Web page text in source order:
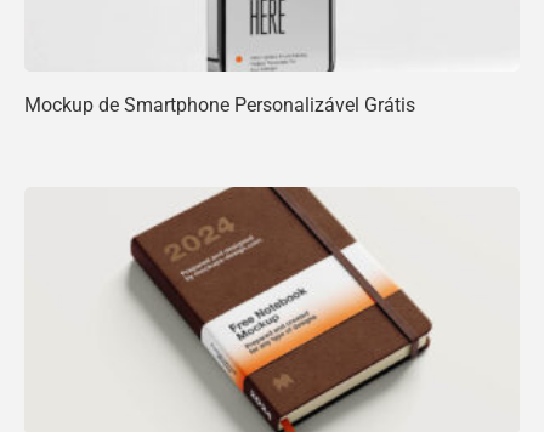
Mockup de Smartphone Personalizável Grátis